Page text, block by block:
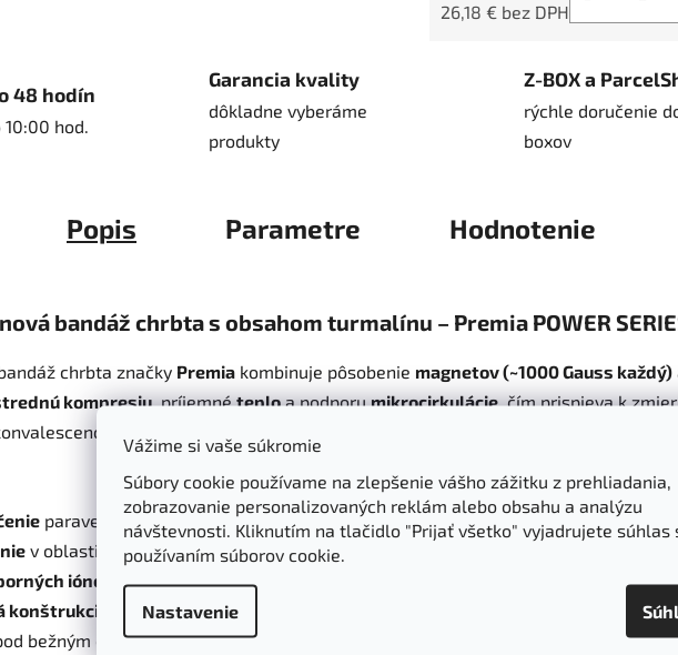
Vážime si vaše súkromie
Súbory cookie používame na zlepšenie vášho zážitku z prehliadania,
zobrazovanie personalizovaných reklám alebo obsahu a analýzu
návštevnosti. Kliknutím na tlačidlo "Prijať všetko" vyjadrujete súhlas
používaním súborov cookie.
Nastavenie
26,18 € bez DPH
48 hodín
hod.
Garancia kvality
dôkladne vyberáme
produkty
Z-BOX a
rýchle doručenie
boxov
Popis Parametre Hodnotenie
bandáž chrbta s obsahom turmalínu – Premia POWER
chrbta značky Premia kombinuje pôsobenie magnetov (~1000 Gauss každý)
kompresiu, príjemné teplo a podporu mikrocirkulácie, čím prispieva k
Prémiové spracovanie zvyšuje komfort oproti bežným materiálom a
paravertebrálnych svalov
v oblasti driekovej a/alebo hrudnej časti chrbta
iónov , podpora mikrocirkulácie
konštrukcia
s pohodlným zapínaním na prispôsobenie kompresie
bežným oblečením